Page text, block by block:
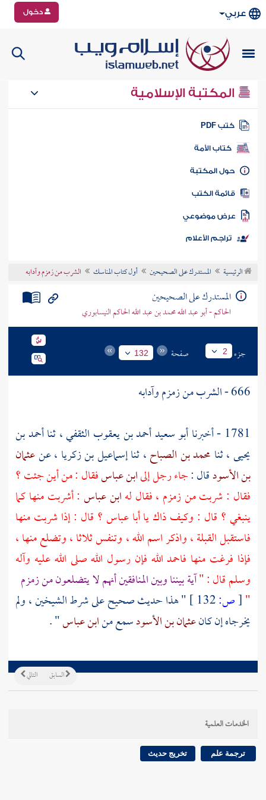
عربي دخول
المكتبة الإسلامية
كتب PDF
كتاب الأمة
المكتبة
الكتب
موضوعي
تراجم الأعلام
الرئيسية المستدرك على الصحيحين أول كتاب المناسك الشرب من زمزم وآدابه
المستدرك على الصحيحين
الحاكم - أبو عبد الله محمد بن عبد الله الحاكم النيسابوري
جزء 2 صفحة 132
666 - الشرب من زمزموآدابه
1781 - أخبرنا
أبو سعيد أحمد بن يعقوب الثقفي، ثناأحمد بن
يحيى، ثنا محمد بن الصباح، ثناإسماعيل بن زكريا ، عنعثمان
بن الأسودقال :جاء رجل إلىابن عباسفقال : من أين جئت ؟
فقال : شربت منزمزم ، فقال لهابن عباس : أشربت منها كما
ينبغي ؟ قال : وكيف ذاك ياأبا عباس؟ قال : إذا شربت منها
فاستقبل القبلة ، واذكر اسم الله ، وتنفس ثلاثا ، وتضلع منها ،
فإذا فرغت منها فاحمد الله فإن رسول الله صلى الله عليه وآله
وسلم قال : "آية بيننا وبين المنافقين أنهم لا يتضلعون منزمزم
"
[ص:
" هذا حديث صحيح على شرط الشيخين ، ولم
يخرجاه إن كانعثمان بن الأسودسمع منابن عباس" .
التالي السابق
الخدمات العلمية
ترجمة علم تخريج حديث